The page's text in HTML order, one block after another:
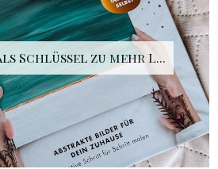
Schlüssel zu mehr L...